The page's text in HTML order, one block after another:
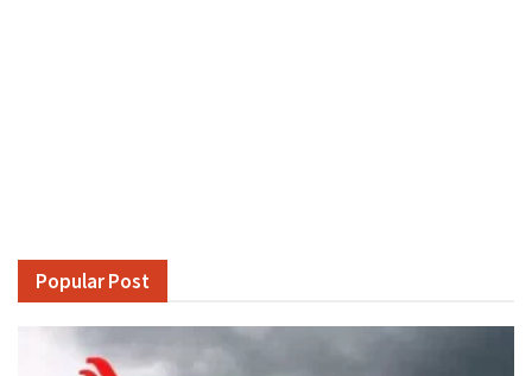
Popular Post